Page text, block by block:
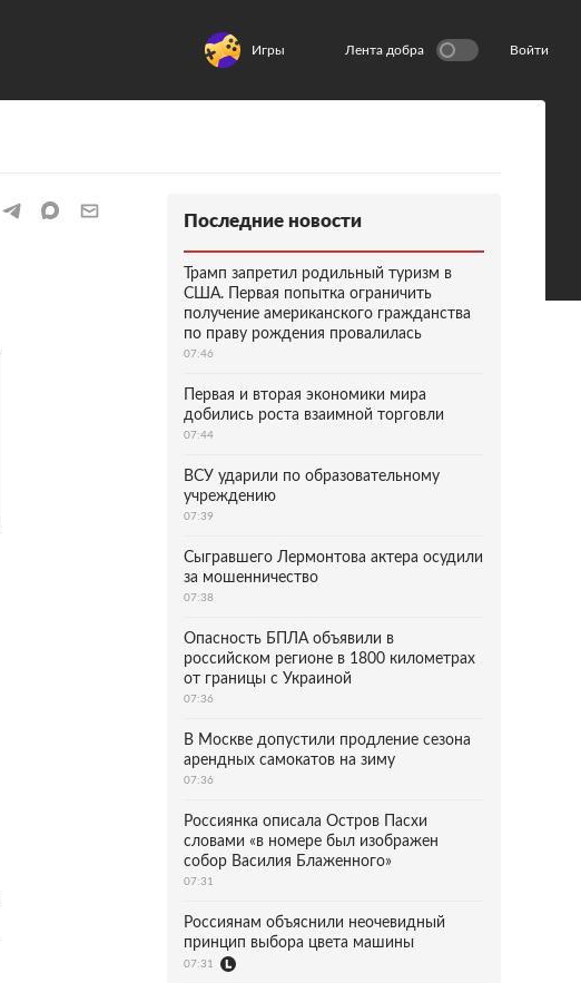
Игры Лента добра Войти
Последние новости
Трамп запретил родильный туризм в
США. Первая попытка ограничить
получение американского гражданства
по праву рождения провалилась
07:46
Первая и вторая экономики мира
добились роста взаимной торговли
07:44
ВСУ ударили по образовательному
учреждению
07:39
Сыгравшего Лермонтова актера осудили
за мошенничество
07:38
Опасность БПЛА объявили в
российском регионе в 1800 километрах
от границы с Украиной
07:36
В Москве допустили продление сезона
арендных самокатов на зиму
07:36
Россиянка описала Остров Пасхи
словами «в номере был изображен
собор Василия Блаженного»
07:31
Россиянам объяснили неочевидный
принцип выбора цвета машины
07:31